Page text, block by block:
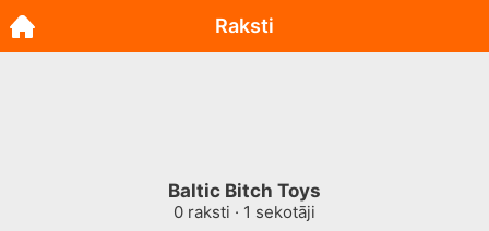
Baltic Bitch Toys
0 raksti · 1 sekotāji
Raksti